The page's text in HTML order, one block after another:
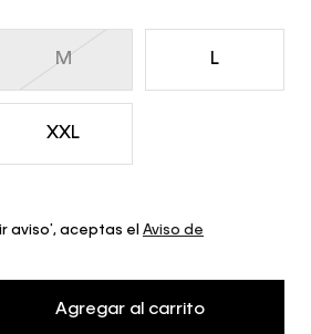
M L
XXL
aviso', aceptas el Aviso de
Agregar al carrito